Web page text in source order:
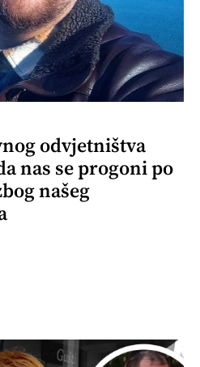
odvjetništva
nas se progoni po
našeg